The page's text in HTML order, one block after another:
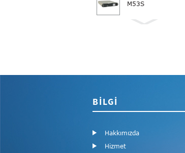
M53S
9050M 8800M
BILGI
Hakkımızda
Hizmet